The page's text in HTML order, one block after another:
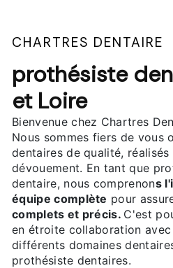
CHARTRES DENTAIRE
prothésiste
et Loire
Bienvenue chez Chartres
Nous sommes fiers de vous
dentaires de qualité,
dévouement. En tant que
dentaire, nous comprenons
équipe complète pour
complets et précis. C'est
en étroite collaboration
différents domaines
prothésiste dentaires.